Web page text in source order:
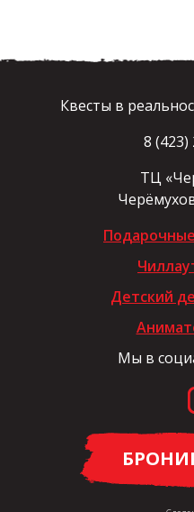
Квесты в
8 (423)
ТЦ
Детский
Мы в